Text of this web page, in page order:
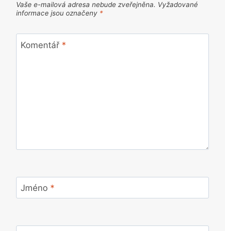
Vaše e-mailová adresa nebude zveřejněna. Vyžadované
informace jsou označeny *
Komentář *
Jméno *